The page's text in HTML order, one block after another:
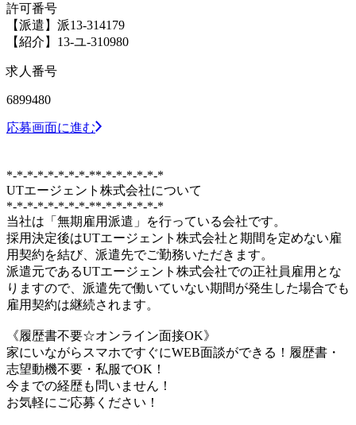
許可番号
【派遣】派13-314179
【紹介】13-ユ-310980
求人番号
6899480
応募画面に進む
*-*-*-*-*-*-*-*-**-*-*-*-*-*-*
UTエージェント株式会社について
*-*-*-*-*-*-*-*-**-*-*-*-*-*-*
当社は「無期雇用派遣」を行っている会社です。
採用決定後はUTエージェント株式会社と期間を定めない雇
用契約を結び、派遣先でご勤務いただきます。
派遣元であるUTエージェント株式会社での正社員雇用とな
りますので、派遣先で働いていない期間が発生した場合でも
雇用契約は継続されます。
《履歴書不要☆オンライン面接OK》
家にいながらスマホですぐにWEB面談ができる！履歴書・
志望動機不要・私服でOK！
今までの経歴も問いません！
お気軽にご応募ください！